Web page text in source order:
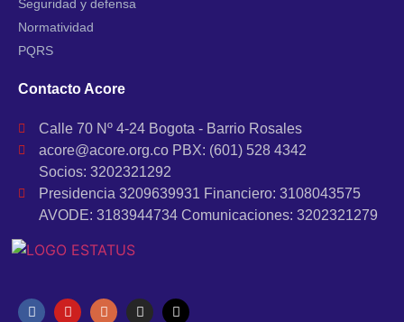
Seguridad y defensa
Normatividad
PQRS
Contacto Acore
Calle 70 Nº 4-24 Bogota - Barrio Rosales
acore@acore.org.co PBX: (601) 528 4342
Socios: 3202321292
Presidencia 3209639931 Financiero: 3108043575
AVODE: 3183944734 Comunicaciones: 3202321279